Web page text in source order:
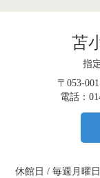
苫
指
〒053-
電話：
休館日 / 毎週月曜